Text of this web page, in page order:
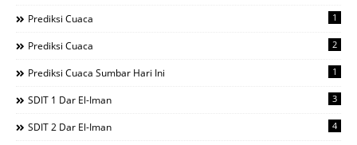
Prediksi Cuaca 1
Prediksi Cuaca 2
Prediksi Cuaca Sumbar Hari Ini 1
SDIT 1 Dar El-Iman 3
SDIT 2 Dar El-Iman 4